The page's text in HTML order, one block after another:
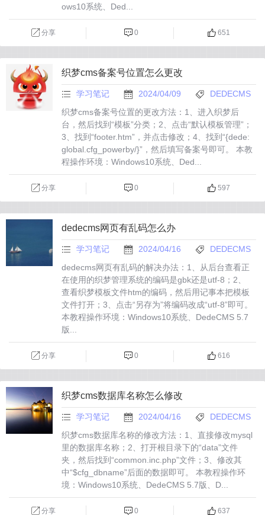
ows10系统、Ded...
分享 0 651
织梦cms备案号位置怎么更改
学习笔记 2024/04/09
DEDECMS
织梦cms备案号位置的更改方法：1、进入织梦后
台，然后找到“模板”分类；2、点击“默认模板管理”；
3、找到“footer.htm”，并点击修改；4、找到“{dede:
global.cfg_powerby/}”，然后填写备案号即可。 本教
程操作环境：Windows10系统、Ded...
分享 0 597
dedecms网页有乱码怎么办
学习笔记 2024/04/16
DEDECMS
dedecms网页有乱码的解决办法：1、从后台查看正
在使用的织梦管理系统的编码是gbk还是utf-8；2、
查看织梦模板文件htm的编码，然后用记事本把模板
文件打开；3、点击“另存为”将编码改成“utf-8”即可。
本教程操作环境：Windows10系统、DedeCMS 5.7
版...
分享 0 616
织梦cms数据库名称怎么修改
学习笔记 2024/04/16
DEDECMS
织梦cms数据库名称的修改方法：1、直接修改mysql
里的数据库名称；2、打开根目录下的“data”文件
夹，然后找到“common.inc.php”文件；3、修改其
中“$cfg_dbname”后面的数据即可。 本教程操作环
境：Windows10系统、DedeCMS 5.7版、D...
分享 0 637